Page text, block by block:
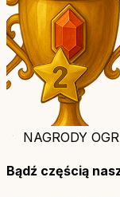
NAGRODY
Bądź częścią